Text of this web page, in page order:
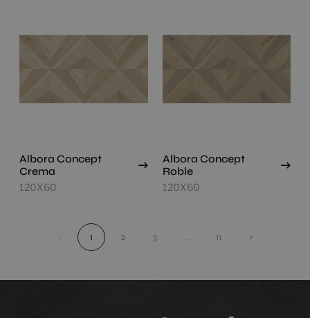
Albora Concept
Crema
120X60
Albora Concept
Roble
120X60
1 2 3 11 ›